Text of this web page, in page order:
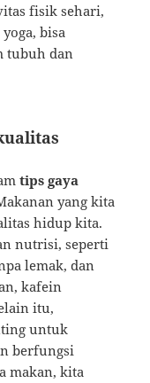
fisik sehari,
bisa
tubuh dan
tips gaya
yang kita
hidup kita.
nutrisi, seperti
lemak, dan
kafein
itu,
untuk
berfungsi
makan, kita